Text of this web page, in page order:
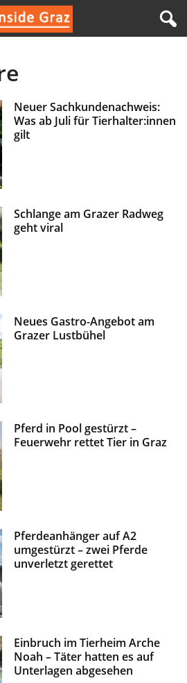
Neuer Sachkundenachweis:
Was ab Juli für Tierhalter:innen
gilt
Schlange am Grazer Radweg
geht viral
Neues Gastro-Angebot am
Grazer Lustbühel
Pferd in Pool gestürzt –
Feuerwehr rettet Tier in Graz
Pferdeanhänger auf A2
umgestürzt – zwei Pferde
unverletzt gerettet
Einbruch im Tierheim Arche
Noah – Täter hatten es auf
Unterlagen abgesehen